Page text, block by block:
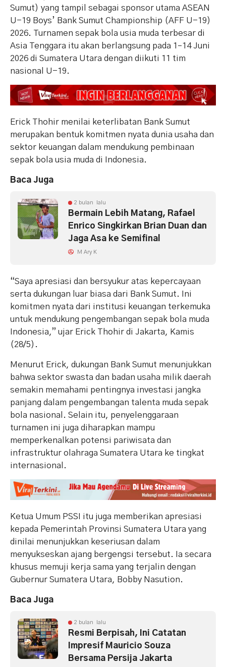
Sumut) yang tampil sebagai sponsor utama ASEAN
U-19 Boys’ Bank Sumut Championship (AFF U-19)
2026. Turnamen sepak bola usia muda terbesar di
Asia Tenggara itu akan berlangsung pada 1–14 Juni
2026 di Sumatera Utara dengan diikuti 11 tim
nasional U-19.
Erick Thohir menilai keterlibatan Bank Sumut
merupakan bentuk komitmen nyata dunia usaha dan
sektor keuangan dalam mendukung pembinaan
sepak bola usia muda di Indonesia.
Baca Juga
2 bulan lalu
Bermain Lebih Matang, Rafael
Enrico Singkirkan Brian Duan dan
Jaga Asa ke Semifinal
M Ary K
“Saya apresiasi dan bersyukur atas kepercayaan
serta dukungan luar biasa dari Bank Sumut. Ini
komitmen nyata dari institusi keuangan terkemuka
untuk mendukung pengembangan sepak bola muda
Indonesia,” ujar Erick Thohir di Jakarta, Kamis
(28/5).
Menurut Erick, dukungan Bank Sumut menunjukkan
bahwa sektor swasta dan badan usaha milik daerah
semakin memahami pentingnya investasi jangka
panjang dalam pengembangan talenta muda sepak
bola nasional. Selain itu, penyelenggaraan
turnamen ini juga diharapkan mampu
memperkenalkan potensi pariwisata dan
infrastruktur olahraga Sumatera Utara ke tingkat
internasional.
Ketua Umum PSSI itu juga memberikan apresiasi
kepada Pemerintah Provinsi Sumatera Utara yang
dinilai menunjukkan keseriusan dalam
menyukseskan ajang bergengsi tersebut. Ia secara
khusus memuji kerja sama yang terjalin dengan
Gubernur Sumatera Utara, Bobby Nasution.
Baca Juga
2 bulan lalu
Resmi Berpisah, Ini Catatan
Impresif Mauricio Souza
Bersama Persija Jakarta